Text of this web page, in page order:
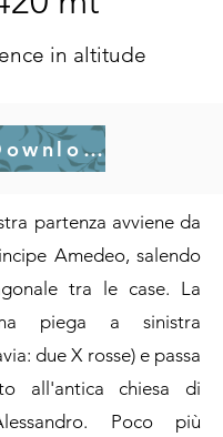
in altitude
Download .gpx
partenza avviene da
Amedeo, salendo
tra le case. La
piega a sinistra
due X rosse) e passa
all'antica chiesa di
Poco più